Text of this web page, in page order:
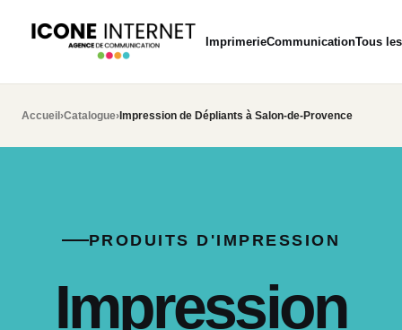
ImprimerieCommunicationTous
Accueil ›Catalogue› Impression de Dépliants à Salon-de-Provence
PRODUITS D'IMPRESSION
Impression